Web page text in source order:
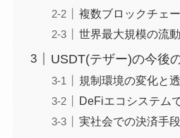
複数ブロックチェ
世界最大規模の流
USDT(テザー)の今後
規制環境の変化と
DeFiエコシステム
実社会での決済手